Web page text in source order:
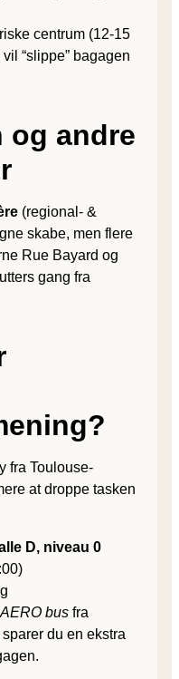
centrum (12-15
“slippe” bagagen
og andre
(regional- &
skabe, men flere
Rue Bayard og
gang fra
fra Toulouse-
at droppe tasken
D, niveau 0
AERO bus fra
du en ekstra